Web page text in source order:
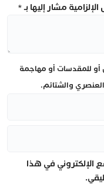
مشار إليها بـ*
أو للمقدسات أو مهاجمة
العنصري والشتائم.
الإلكتروني في هذا